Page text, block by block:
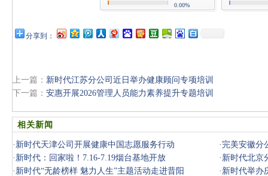
0.00%
分享到：
上一篇： 新时代江苏分公司近日举办健康顾问专项培训
下一篇： 安惠开展2026管理人员能力素养提升专题培训
相关新闻
· 新时代天津公司开展健康中国志愿服务行动 · 完美安徽分
· 新时代：回家啦！7.16-7.19烟台基地开放 · 新时代北京
· 新时代“无龄榜样 魅力人生”主题活动走进昔阳 · 新时代举办